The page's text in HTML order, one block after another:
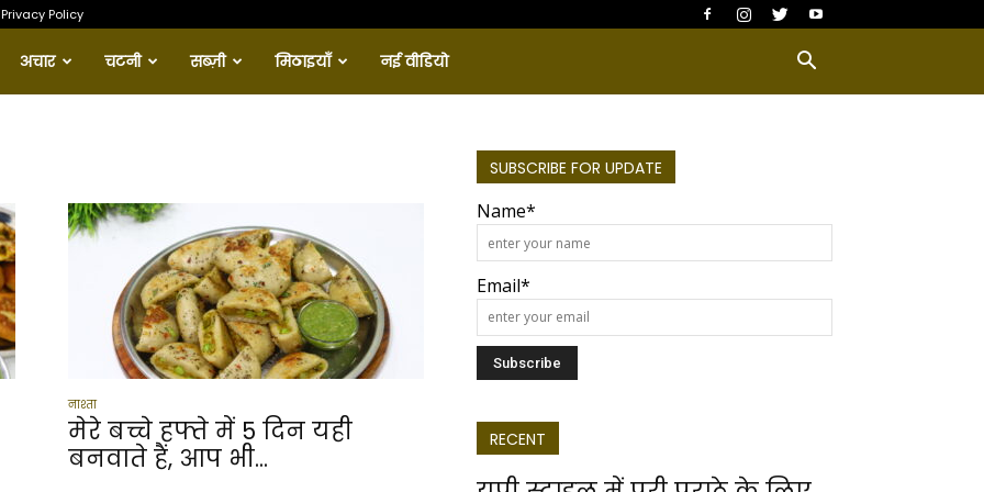
Privacy Policy
अचार चटनी सब्ज़ी मिठाइयाँ नई वीडियो
नाश्ता
मेरे बच्चे हफ्ते में 5 दिन यही
बनवाते हैं, आप भी...
SUBSCRIBE FOR UPDATE
Name*
Email*
RECENT